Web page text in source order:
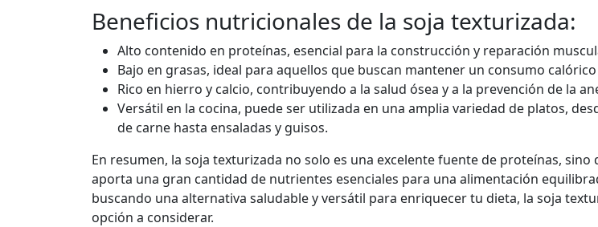
Beneficios nutricionales de la soja texturizada:
Alto contenido en proteínas, esencial para la construcción y reparación
Bajo en grasas, ideal para aquellos que buscan mantener un consumo
Rico en hierro y calcio, contribuyendo a la salud ósea y a la prevención de la
Versátil en la cocina, puede ser utilizada en una amplia variedad de platos,
de carne hasta ensaladas y guisos.
En resumen, la soja texturizada no solo es una excelente fuente de proteínas, sino
aporta una gran cantidad de nutrientes esenciales para una alimentación
buscando una alternativa saludable y versátil para enriquecer tu dieta, la soja
opción a considerar.